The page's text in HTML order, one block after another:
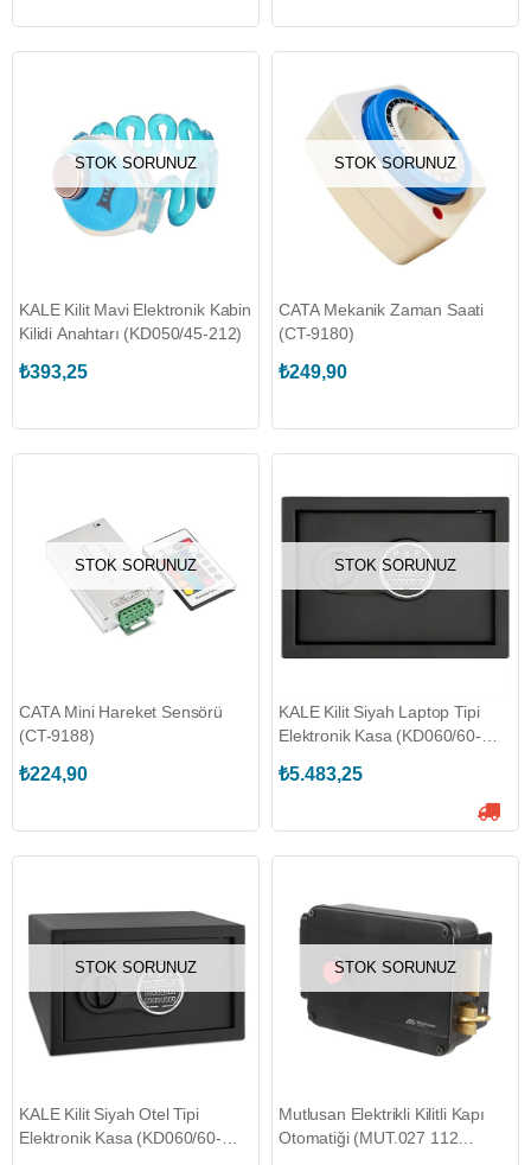
STOK SORUNUZ
KALE Kilit Mavi Elektronik Kabin
Kilidi Anahtarı (KD050/45-212)
₺393,25
STOK SORUNUZ
CATA Mekanik Zaman Saati
(CT-9180)
₺249,90
STOK SORUNUZ
CATA Mini Hareket Sensörü
(CT-9188)
₺224,90
STOK SORUNUZ
KALE Kilit Siyah Laptop Tipi
Elektronik Kasa (KD060/60-
₺5.483,25
STOK SORUNUZ
KALE Kilit Siyah Otel Tipi
Elektronik Kasa (KD060/60-
STOK SORUNUZ
Mutlusan Elektrikli Kilitli Kapı
Otomatiği (MUT.027 112